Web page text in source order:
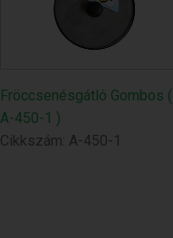
Fröccsenésgátló Gombos (
A-450-1 )
Cikkszám: A-450-1